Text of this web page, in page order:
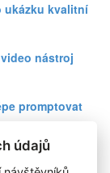
ukázku kvalitní
nástroj
promptovat
pro
údajů